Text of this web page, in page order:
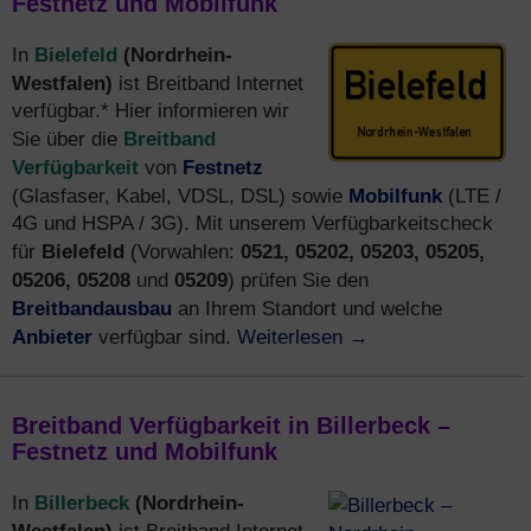
In Bielefeld (Nordrhein-
Westfalen) ist Breitband Internet
verfügbar.* Hier informieren wir
Sie über die Breitband
Verfügbarkeit von Festnetz
(Glasfaser, Kabel, VDSL, DSL) sowie Mobilfunk (LTE /
4G und HSPA / 3G). Mit unserem Verfügbarkeitscheck
für Bielefeld (Vorwahlen: 0521, 05202, 05203, 05205,
05206, 05208 und 05209) prüfen Sie den
Breitbandausbau an Ihrem Standort und welche
Anbieter verfügbar sind. Weiterlesen →
Breitband Verfügbarkeit in Billerbeck –
Festnetz und Mobilfunk
In Billerbeck (Nordrhein-